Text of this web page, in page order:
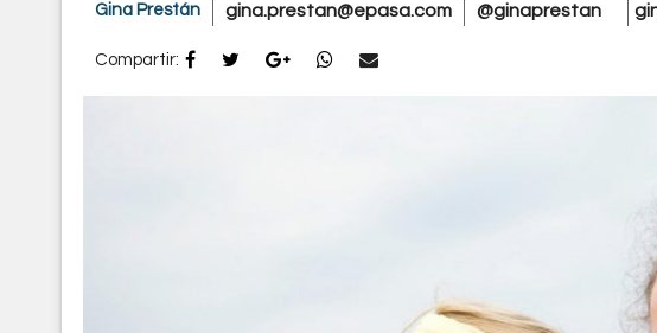
Gina Prestán gina.prestan@epasa.com @ginaprestan
Compartir: